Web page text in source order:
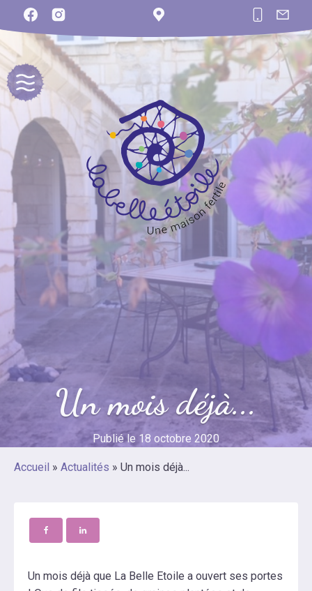
Un mois déjà...
Publié le 18 octobre 2020
Accueil » Actualités » Un mois déjà...
Un mois déjà que La Belle Etoile a ouvert ses portes